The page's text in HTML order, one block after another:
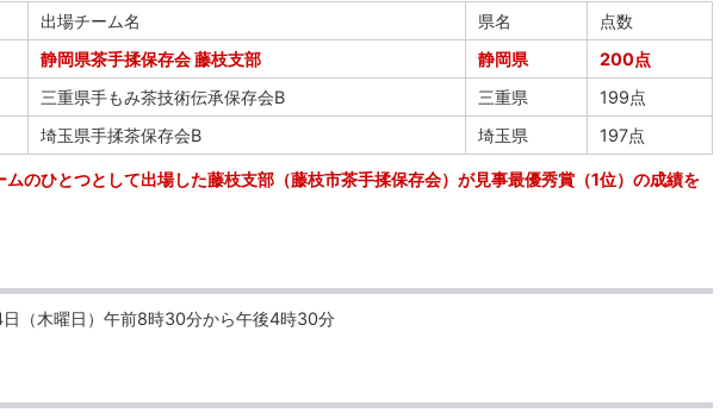
出場チーム名 県名
点数
静岡県茶手揉保存会 藤枝支部 静岡県
200点
三重県手もみ茶技術伝承保存会B 三重県
199点
埼玉県手揉茶保存会B 埼玉県 197点
ムのひとつとして出場した藤枝支部（藤枝市茶手揉保存会）が見事最優秀賞（1位）の成績を
日（木曜日）午前8時30分から午後4時30分